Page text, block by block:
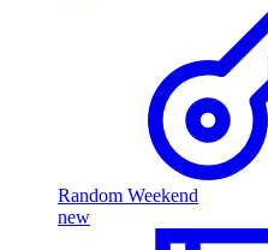
Random Weekend
new